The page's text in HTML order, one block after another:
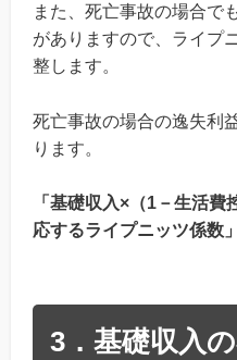
また、死亡事故の場合で
がありますので、ライプ
整します。
死亡事故の場合の逸失利
ります。
「基礎収入×（1－生活
応するライプニッツ係数」
3．基礎収入